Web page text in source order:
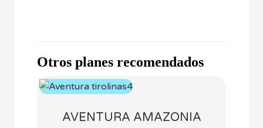
Otros planes recomendados
AVENTURA AMAZONIA